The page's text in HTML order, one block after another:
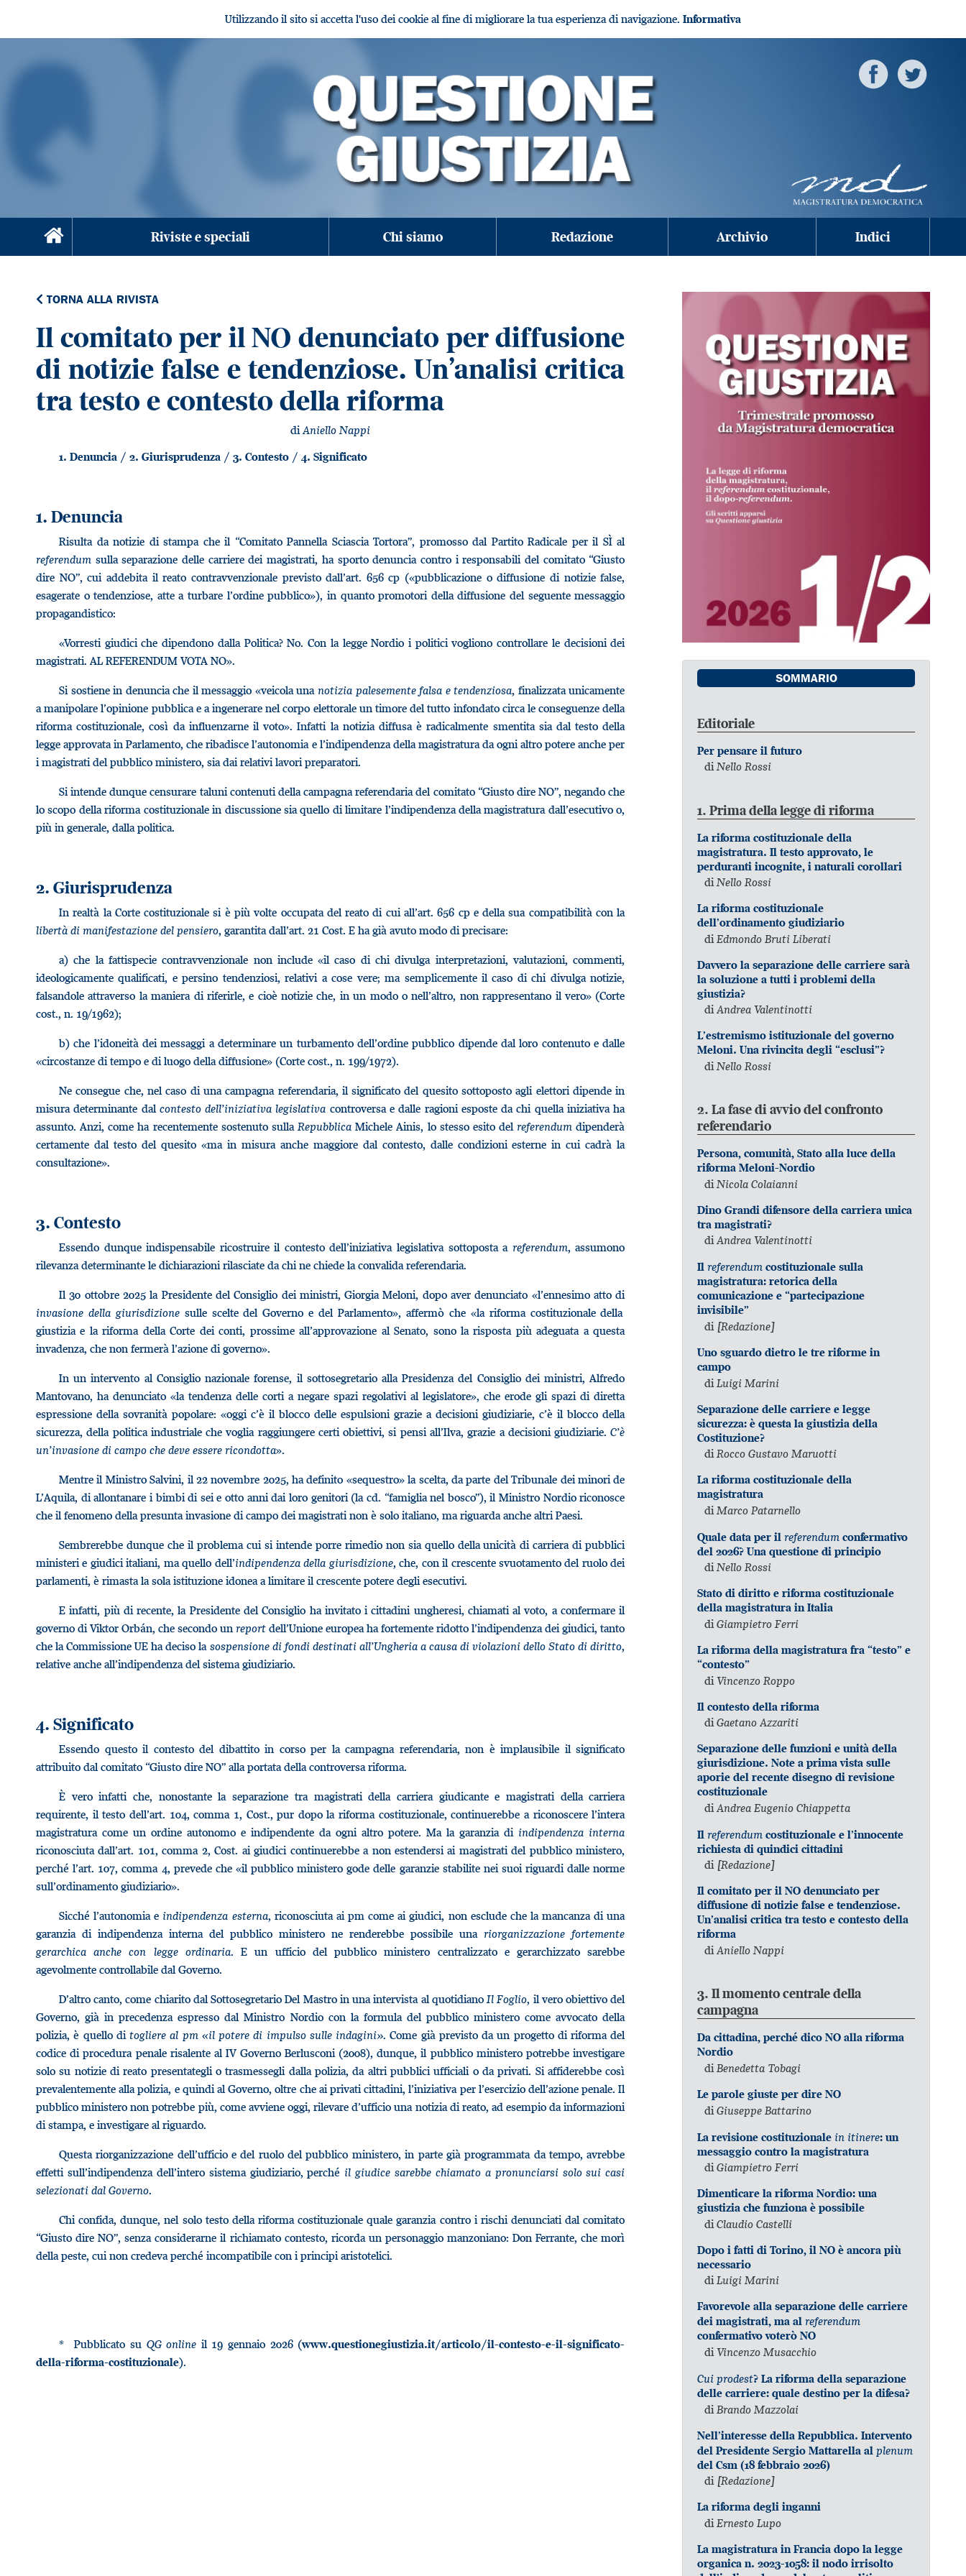
Utilizzando il sito si accetta l'uso dei cookie al fine di migliorare la tua esperienza di navigazione. Informativa
Riviste e speciali Chi siamo Redazione Archivio Indici
TORNA ALLA RIVISTA
Il comitato per il NO denunciato per diffusione
di notizie false e tendenziose. Un’analisi critica
tra testo e contesto della riforma
diAniello Nappi
1. Denuncia / 2. Giurisprudenza / 3. Contesto / 4. Significato
1. Denuncia
Risulta da notizie di stampa che il “Comitato Pannella Sciascia Tortora”, promosso dal Partito Radicale per il SÌ al
referendum sulla separazione delle carriere dei magistrati, ha sporto denuncia contro i responsabili del comitato “Giusto
dire NO”, cui addebita il reato contravvenzionale previsto dall’art. 656 cp («pubblicazione o diffusione di notizie false,
esagerate o tendenziose, atte a turbare l’ordine pubblico»), in quanto promotori della diffusione del seguente messaggio
propagandistico:
«Vorresti giudici che dipendono dalla Politica? No. Con la legge Nordio i politici vogliono controllare le decisioni dei
magistrati. AL REFERENDUM VOTA NO».
Si sostiene in denuncia che il messaggio «veicola una notizia palesemente falsa e tendenziosa, finalizzata unicamente
a manipolare l’opinione pubblica e a ingenerare nel corpo elettorale un timore del tutto infondato circa le conseguenze della
riforma costituzionale, così da influenzarne il voto». Infatti la notizia diffusa è radicalmente smentita sia dal testo della
legge approvata in Parlamento, che ribadisce l’autonomia e l’indipendenza della magistratura da ogni altro potere anche per
i magistrati del pubblico ministero, sia dai relativi lavori preparatori.
Si intende dunque censurare taluni contenuti della campagna referendaria del comitato “Giusto dire NO”, negando che
lo scopo della riforma costituzionale in discussione sia quello di limitare l’indipendenza della magistratura dall’esecutivo o,
più in generale, dalla politica.
2. Giurisprudenza
In realtà la Corte costituzionale si è più volte occupata del reato di cui all’art. 656 cp e della sua compatibilità con la
libertà di manifestazione del pensiero, garantita dall’art. 21 Cost. E ha già avuto modo di precisare:
a) che la fattispecie contravvenzionale non include «il caso di chi divulga interpretazioni, valutazioni, commenti,
ideologicamente qualificati, e persino tendenziosi, relativi a cose vere; ma semplicemente il caso di chi divulga notizie,
falsandole attraverso la maniera di riferirle, e cioè notizie che, in un modo o nell’altro, non rappresentano il vero» (Corte
cost., n. 19/1962);
b) che l’idoneità dei messaggi a determinare un turbamento dell’ordine pubblico dipende dal loro contenuto e dalle
«circostanze di tempo e di luogo della diffusione» (Corte cost., n. 199/1972).
Ne consegue che, nel caso di una campagna referendaria, il significato del quesito sottoposto agli elettori dipende in
misura determinante dal contesto dell’iniziativa legislativa controversa e dalle ragioni esposte da chi quella iniziativa ha
assunto. Anzi, come ha recentemente sostenuto sullaRepubblica Michele Ainis, lo stesso esito delreferendum dipenderà
certamente dal testo del quesito «ma in misura anche maggiore dal contesto, dalle condizioni esterne in cui cadrà la
consultazione».
3. Contesto
Essendo dunque indispensabile ricostruire il contesto dell’iniziativa legislativa sottoposta a referendum, assumono
rilevanza determinante le dichiarazioni rilasciate da chi ne chiede la convalida referendaria.
Il 30 ottobre 2025 la Presidente del Consiglio dei ministri, Giorgia Meloni, dopo aver denunciato «l’ennesimo atto di
invasione della giurisdizionesulle scelte del Governo e del Parlamento», affermò che «la riforma costituzionale della
giustizia e la riforma della Corte dei conti, prossime all’approvazione al Senato, sono la risposta più adeguata a questa
invadenza, che non fermerà l’azione di governo».
In un intervento al Consiglio nazionale forense, il sottosegretario alla Presidenza del Consiglio dei ministri, Alfredo
Mantovano, ha denunciato «la tendenza delle corti a negare spazi regolativi al legislatore», che erode gli spazi di diretta
espressione della sovranità popolare: «oggi c’è il blocco delle espulsioni grazie a decisioni giudiziarie, c’è il blocco della
sicurezza, della politica industriale che voglia raggiungere certi obiettivi, si pensi all’Ilva, grazie a decisioni giudiziarie.C’è
un’invasione di campo che deve essere ricondotta».
Mentre il Ministro Salvini, il 22 novembre 2025, ha definito «sequestro» la scelta, da parte del Tribunale dei minori de
L’Aquila, di allontanare i bimbi di sei e otto anni dai loro genitori (la cd. “famiglia nel bosco”), il Ministro Nordio riconosce
che il fenomeno della presunta invasione di campo dei magistrati non è solo italiano, ma riguarda anche altri Paesi.
Sembrerebbe dunque che il problema cui si intende porre rimedio non sia quello della unicità di carriera di pubblici
ministeri e giudici italiani, ma quello dell’indipendenza della giurisdizione, che, con il crescente svuotamento del ruolo dei
parlamenti, è rimasta la sola istituzione idonea a limitare il crescente potere degli esecutivi.
E infatti, più di recente, la Presidente del Consiglio ha invitato i cittadini ungheresi, chiamati al voto, a confermare il
governo di Viktor Orbán, che secondo unreportdell’Unione europea ha fortemente ridotto l’indipendenza dei giudici, tanto
che la Commissione UE ha deciso la sospensione di fondi destinati all’Ungheria a causa di violazioni dello Stato di diritto,
relative anche all’indipendenza del sistema giudiziario.
4. Significato
Essendo questo il contesto del dibattito in corso per la campagna referendaria, non è implausibile il significato
attribuito dal comitato “Giusto dire NO” alla portata della controversa riforma.
È vero infatti che, nonostante la separazione tra magistrati della carriera giudicante e magistrati della carriera
requirente, il testo dell’art. 104, comma 1, Cost., pur dopo la riforma costituzionale, continuerebbe a riconoscere l’intera
magistratura come un ordine autonomo e indipendente da ogni altro potere. Ma la garanzia diindipendenza interna
riconosciuta dall’art. 101, comma 2, Cost. ai giudici continuerebbe a non estendersi ai magistrati del pubblico ministero,
perché l’art. 107, comma 4, prevede che «il pubblico ministero gode delle garanzie stabilite nei suoi riguardi dalle norme
sull’ordinamento giudiziario».
Sicché l’autonomia e indipendenza esterna, riconosciuta ai pm come ai giudici, non esclude che la mancanza di una
garanzia di indipendenza interna del pubblico ministero ne renderebbe possibile unariorganizzazione fortemente
gerarchica anche con legge ordinaria. E un ufficio del pubblico ministero centralizzato e gerarchizzato sarebbe
agevolmente controllabile dal Governo.
D’altro canto, come chiarito dal Sottosegretario Del Mastro in una intervista al quotidianoIl Foglio, il vero obiettivo del
Governo, già in precedenza espresso dal Ministro Nordio con la formula del pubblico ministero come avvocato della
polizia, è quello ditogliere al pm «il potere di impulso sulle indagini». Come già previsto da un progetto di riforma del
codice di procedura penale risalente al IV Governo Berlusconi (2008), dunque, il pubblico ministero potrebbe investigare
solo su notizie di reato presentategli o trasmessegli dalla polizia, da altri pubblici ufficiali o da privati. Si affiderebbe così
prevalentemente alla polizia, e quindi al Governo, oltre che ai privati cittadini, l’iniziativa per l’esercizio dell’azione penale. Il
pubblico ministero non potrebbe più, come avviene oggi, rilevare d’ufficio una notizia di reato, ad esempio da informazioni
di stampa, e investigare al riguardo.
Questa riorganizzazione dell’ufficio e del ruolo del pubblico ministero, in parte già programmata da tempo, avrebbe
effetti sull’indipendenza dell’intero sistema giudiziario, perchéil giudice sarebbe chiamato a pronunciarsi solo sui casi
selezionati dal Governo.
Chi confida, dunque, nel solo testo della riforma costituzionale quale garanzia contro i rischi denunciati dal comitato
“Giusto dire NO”, senza considerarne il richiamato contesto, ricorda un personaggio manzoniano: Don Ferrante, che morì
della peste, cui non credeva perché incompatibile con i principi aristotelici.
* Pubblicato suQG online il 19 gennaio 2026 (www.questionegiustizia.it/articolo/il-contesto-e-il-significato-
della-riforma-costituzionale).
SOMMARIO
Editoriale
Per pensare il futuro
diNello Rossi
1. Prima della legge di riforma
La riforma costituzionale della
magistratura. Il testo approvato, le
perduranti incognite, i naturali corollari
diNello Rossi
La riforma costituzionale
dell’ordinamento giudiziario
di Edmondo Bruti Liberati
Davvero la separazione delle carriere sarà
la soluzione a tutti i problemi della
giustizia?
diAndrea Valentinotti
L’estremismo istituzionale del governo
Meloni. Una rivincita degli “esclusi”?
di Nello Rossi
2. La fase di avvio del confronto
referendario
Persona, comunità, Stato alla luce della
riforma Meloni-Nordio
di Nicola Colaianni
Dino Grandi difensore della carriera unica
tra magistrati?
diAndrea Valentinotti
Ilreferendum costituzionale sulla
magistratura: retorica della
comunicazione e “partecipazione
invisibile”
di [Redazione]
Uno sguardo dietro le tre riforme in
campo
di Luigi Marini
Separazione delle carriere e legge
sicurezza: è questa la giustizia della
Costituzione?
diRocco Gustavo Maruotti
La riforma costituzionale della
magistratura
di Marco Patarnello
Quale data per ilreferendum confermativo
del 2026? Una questione di principio
diNello Rossi
Stato di diritto e riforma costituzionale
della magistratura in Italia
diGiampietro Ferri
La riforma della magistratura fra “testo” e
“contesto”
diVincenzo Roppo
Il contesto della riforma
diGaetano Azzariti
Separazione delle funzioni e unità della
giurisdizione. Note a prima vista sulle
aporie del recente disegno di revisione
costituzionale
diAndrea Eugenio Chiappetta
Ilreferendum costituzionale e l’innocente
richiesta di quindici cittadini
di [Redazione]
Il comitato per il NO denunciato per
diffusione di notizie false e tendenziose.
Un’analisi critica tra testo e contesto della
riforma
diAniello Nappi
3. Il momento centrale della
campagna
Da cittadina, perché dico NO alla riforma
Nordio
di Benedetta Tobagi
Le parole giuste per dire NO
diGiuseppe Battarino
La revisione costituzionalein itinere: un
messaggio contro la magistratura
diGiampietro Ferri
Dimenticare la riforma Nordio: una
giustizia che funziona è possibile
diClaudio Castelli
Dopo i fatti di Torino, il NO è ancora più
necessario
diLuigi Marini
Favorevole alla separazione delle carriere
dei magistrati, ma alreferendum
confermativo voterò NO
diVincenzo Musacchio
Cui prodest? La riforma della separazione
delle carriere: quale destino per la difesa?
di Brando Mazzolai
Nell’interesse della Repubblica. Intervento
del Presidente Sergio Mattarella alplenum
del Csm (18 febbraio 2026)
di [Redazione]
La riforma degli inganni
di Ernesto Lupo
La magistratura in Francia dopo la legge
organica n. 2023-1058: il nodo irrisolto